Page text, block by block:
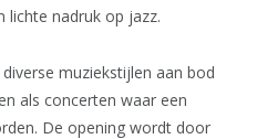
lichte nadruk op jazz.
muziekstijlen aan bod
als concerten waar een
De opening wordt door